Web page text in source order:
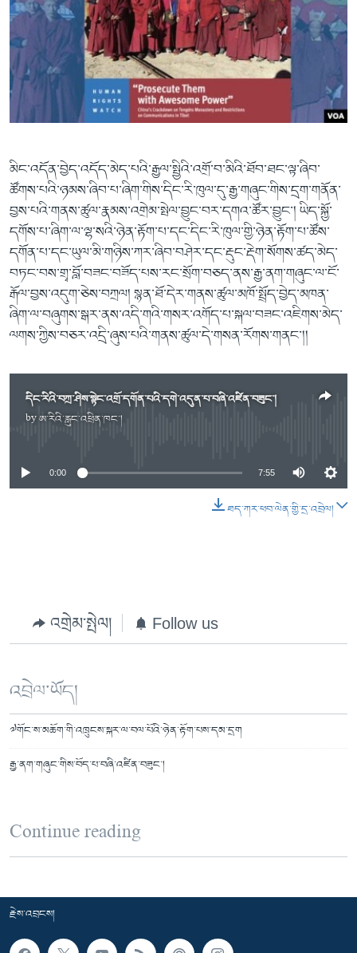
མིང་འདོན་བྱེད་འདོད་མེད་པའི་རྒྱལ་སྤྱིའི་འགྲོ་བ་མིའི་ཐོབ་ཐང་ལྟ་ཞིབ་
ཚོགས་པའི་ཉམས་ཞིབ་པ་ཞིག་གིས་དིང་རི་ཁུལ་དུ་རྒྱ་གཞུང་གིས་དྲག་གནོན་
བྱས་པའི་གནས་ཚུལ་རྣམས་འགྲེམ་སྤེལ་བྱུང་བར་དགའ་ཚོར་བྱུང་། ཡིད་སྐྱོ་
དགོས་པ་ཞིག་ལ་ལྷ་སའི་ཉེན་རྟོག་པ་དང་དིང་རི་ཁུལ་གྱི་ཉེན་རྟོག་པ་ཚོས་
དགོན་པ་དང་ཡུལ་མི་གཉིས་ཀར་ཞིབ་བཤེར་དང་རྡུང་རྡེག་སོགས་ཚད་མེད་
བཏང་བས་གྲྭ་བློ་བཟང་བཟོད་པས་རང་སྲོག་བཅད་ནས་རྒྱ་ནག་གཞུང་ལ་ངོ་
རྒོལ་བྱས་འདུག་ཅེས་བཀྲལ། སྙན་ཐོ་དེར་གནས་ཚུལ་མཁོ་སྤྲོད་བྱེད་མཁན་
ཞིག་ལ་བཞུགས་སྒར་ནས་འདི་གའི་གསར་འགོད་པ་སྐལ་བཟང་འཇིགས་མེད་
ལགས་ཀྱིས་བཅར་འདྲི་ཞུས་པའི་གནས་ཚུལ་དེ་གསན་རོགས་གནང་།།
དིང་རིའི་བཀྲ་ཤིས་སྟེང་འགྲོ་དགོན་པའི་དགེ་འདུན་པ་བཞི་འཛིན་བཟུང་།
byཨ་རིའི་རླུང་འཕྲིན་ཁང་།No media source currently available
0:00 7:55
ཐད་ཀར་ཕབ་ལེན་གྱི་དྲ་འབྲེལ།
འགྲེམ་སྤེལ། Follow us
འབྲེལ་ཡོད།
༧གོང་ས་མཆོག་གི་འཁྲུངས་སྐར་ལ་བལ་པོའི་ཉེན་རྟོག་པས་དམ་དྲག
རྒྱ་ནག་གཞུང་གིས་བོད་པ་བཞི་འཛིན་བཟུང་།
Continue reading
རྗེས་འབྲངས།